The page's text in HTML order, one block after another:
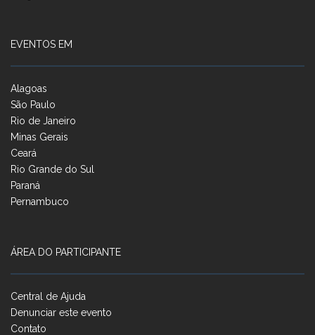
EVENTOS EM
Alagoas
São Paulo
Rio de Janeiro
Minas Gerais
Ceará
Rio Grande do Sul
Paraná
Pernambuco
ÁREA DO PARTICIPANTE
Central de Ajuda
Denunciar este evento
Contato